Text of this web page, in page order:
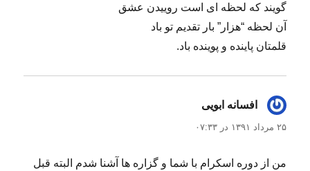
گویند که لحظه ای است روییدن عشق
آن لحظه “هزار” بار تقدیم تو باد
قلمتان پاینده و پوینده باد.
افسانه ابویی
۲۵ مرداد ۱۳۹۱ در ۰۷:۳۳
من از دوره اسکرام با شما و گزاره ها آشنا شدم البته قبل